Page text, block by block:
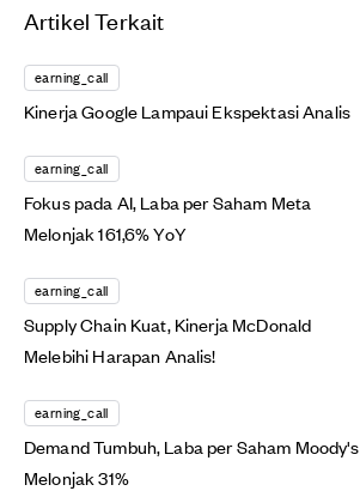
Artikel Terkait
earning_call
Kinerja Google Lampaui Ekspektasi Analis
earning_call
Fokus pada AI, Laba per Saham Meta
Melonjak 161,6% YoY
earning_call
Supply Chain Kuat, Kinerja McDonald
Melebihi Harapan Analis!
earning_call
Demand Tumbuh, Laba per Saham Moody's
Melonjak 31%